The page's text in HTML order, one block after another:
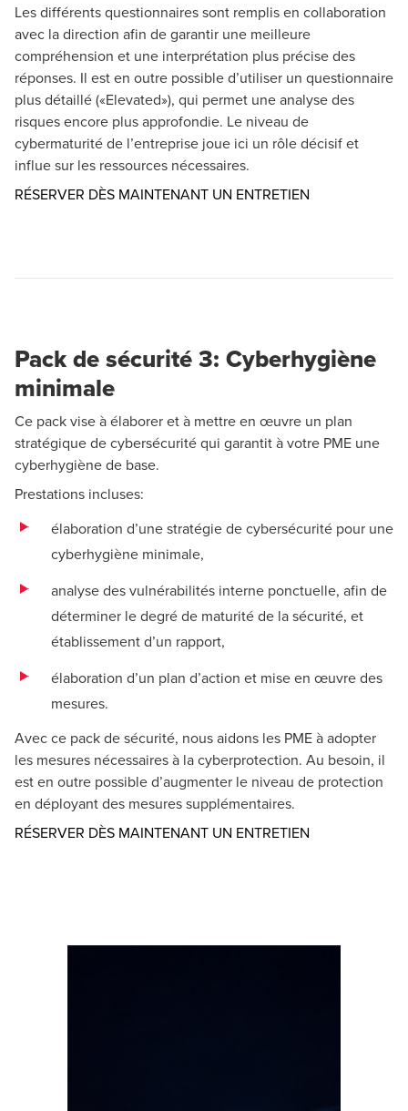
Les différents questionnaires sont remplis en collaboration
avec la direction afin de garantir une meilleure
compréhension et une interprétation plus précise des
réponses. Il est en outre possible d’utiliser un questionnaire
plus détaillé («Elevated»), qui permet une analyse des
risques encore plus approfondie. Le niveau de
cybermaturité de l’entreprise joue ici un rôle décisif et
influe sur les ressources nécessaires.
RÉSERVER DÈS MAINTENANT UN ENTRETIEN
Pack de sécurité 3: Cyberhygiène
minimale
Ce pack vise à élaborer et à mettre en œuvre un plan
stratégique de cybersécurité qui garantit à votre PME une
cyberhygiène de base.
Prestations incluses:
élaboration d’une stratégie de cybersécurité pour une
cyberhygiène minimale,
analyse des vulnérabilités interne ponctuelle, afin de
déterminer le degré de maturité de la sécurité, et
établissement d’un rapport,
élaboration d’un plan d’action et mise en œuvre des
mesures.
Avec ce pack de sécurité, nous aidons les PME à adopter
les mesures nécessaires à la cyberprotection. Au besoin, il
est en outre possible d’augmenter le niveau de protection
en déployant des mesures supplémentaires.
RÉSERVER DÈS MAINTENANT UN ENTRETIEN